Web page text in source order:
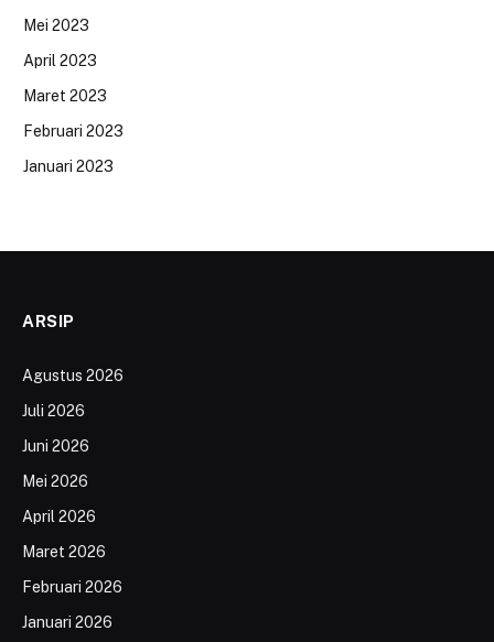
Mei 2023
April 2023
Maret 2023
Februari 2023
Januari 2023
ARSIP
Agustus 2026
Juli 2026
Juni 2026
Mei 2026
April 2026
Maret 2026
Februari 2026
Januari 2026